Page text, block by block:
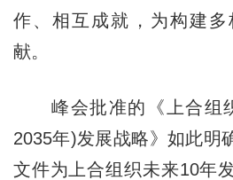
作、相互成就，为构建
献。
峰会批准的《上合组织
2035年)发展战略》如此明
文件为上合组织未来10年